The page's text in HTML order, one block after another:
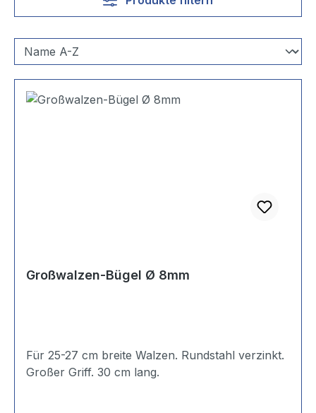
Großwalzen-Bügel Ø 8mm
Für 25-27 cm breite Walzen. Rundstahl verzinkt.